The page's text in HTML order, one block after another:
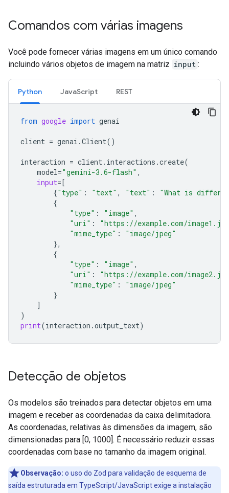
Comandos com várias imagens
Você pode fornecer várias imagens em um único comando
incluindo vários objetos de imagem na matriz input :
Python JavaScript REST
from google import genai
client = genai .Client()
interaction = client. interactions .create(
model="gemini-3.6-flash" ,
input=[
{"type" : "text" , "text" :
"What is
{
"type" : "image" ,
"uri" :
"https://example.com/
"mime_type" :
"image/jpeg"
},
{
"type" : "image" ,
"uri" :
"https://example.com/
"mime_type" :
"image/jpeg"
}
]
)
print(interaction .output_text)
Detecção de objetos
Os modelos são treinados para detectar objetos em uma
imagem e receber as coordenadas da caixa delimitadora.
As coordenadas, relativas às dimensões da imagem, são
dimensionadas para [0, 1000]. É necessário reduzir essas
coordenadas com base no tamanho da imagem original.
Observação: o uso do Zod para validação de esquema de
saída estruturada em TypeScript/JavaScript exige a instalação